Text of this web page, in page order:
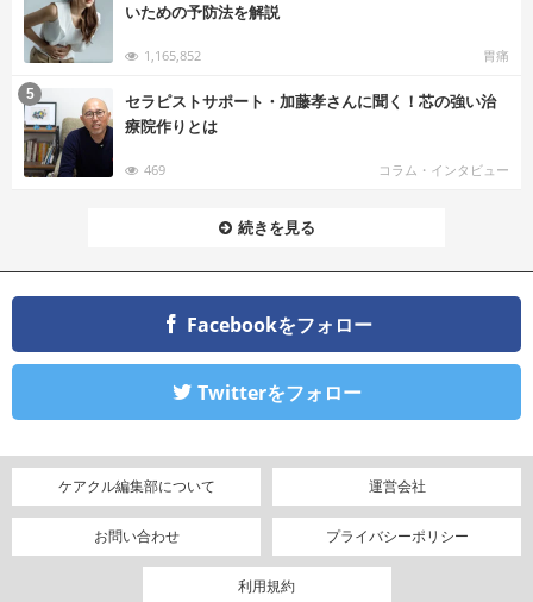
いための予防法を解説
1,165,852 胃痛
セラピストサポート・加藤孝さんに聞く！芯の強い治
療院作りとは
469 コラム・インタビュー
5
続きを見る
Facebookをフォロー
Twitterをフォロー
ケアクル編集部について 運営会社
お問い合わせ プライバシーポリシー
利用規約